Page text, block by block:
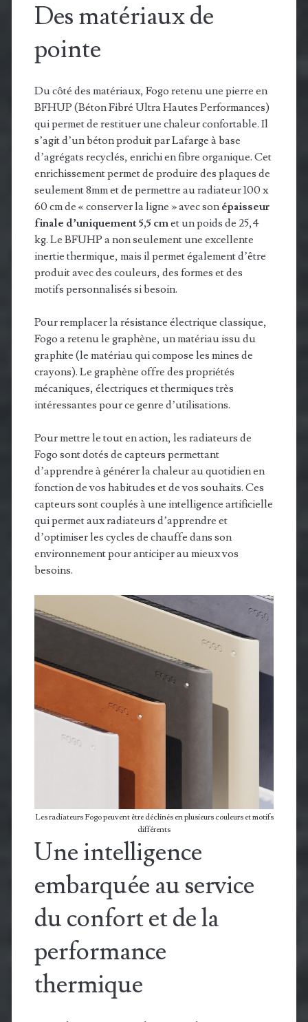
Des matériaux de
pointe
Du côté des matériaux, Fogo retenu une pierre en
BFHUP (Béton Fibré Ultra Hautes Performances)
qui permet de restituer une chaleur confortable. Il
s’agit d’un béton produit par Lafarge à base
d’agrégats recyclés, enrichi en fibre organique. Cet
enrichissement permet de produire des plaques de
seulement 8mm et de permettre au radiateur 100 x
60 cm de « conserver la ligne » avec son épaisseur
finale d’uniquement 5,5 cmet un poids de 25,4
kg. Le BFUHP a non seulement une excellente
inertie thermique, mais il permet également d’être
produit avec des couleurs, des formes et des
motifs personnalisés si besoin.
Pour remplacer la résistance électrique classique,
Fogo a retenu le graphène, un matériau issu du
graphite (le matériau qui compose les mines de
crayons). Le graphène offre des propriétés
mécaniques, électriques et thermiques très
intéressantes pour ce genre d’utilisations.
Pour mettre le tout en action, les radiateurs de
Fogo sont dotés de capteurs permettant
d’apprendre à générer la chaleur au quotidien en
fonction de vos habitudes et de vos souhaits. Ces
capteurs sont couplés à une intelligence artificielle
qui permet aux radiateurs d’apprendre et
d’optimiser les cycles de chauffe dans son
environnement pour anticiper au mieux vos
besoins.
Les radiateurs Fogo peuvent être déclinés en plusieurs couleurs et motifs
différents
Une intelligence
embarquée au service
du confort et de la
performance
thermique